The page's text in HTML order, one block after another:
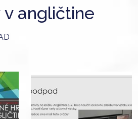
v angličtine